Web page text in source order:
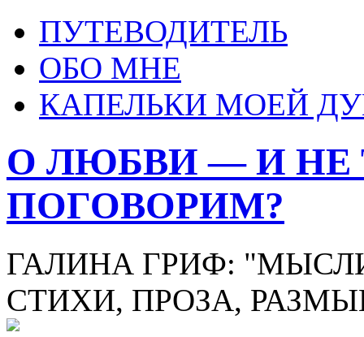
ПУТЕВОДИТЕЛЬ
ОБО МНЕ
КАПЕЛЬКИ МОЕЙ
О ЛЮБВИ — И НЕ
ПОГОВОРИМ?
ГАЛИНА ГРИФ:
СТИХИ, ПРОЗА,